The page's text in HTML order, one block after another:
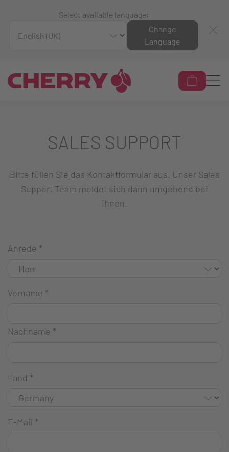
Select available language:
Change
Language
SALES SUPPORT
Bitte füllen Sie das Kontaktformular aus. Unser Sales
Support Team meldet sich dann umgehend bei
Ihnen.
Anrede *
Vorname *
Nachname *
Land *
E-Mail *